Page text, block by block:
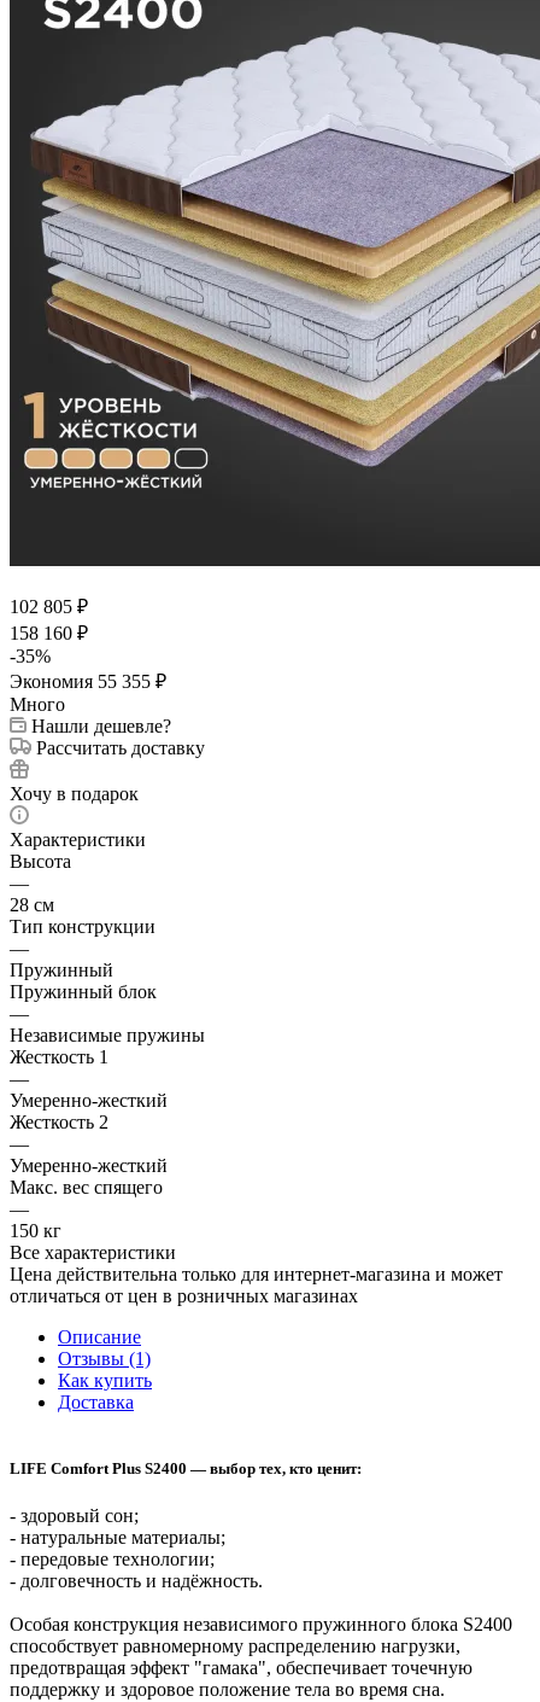
102 805 ₽
158 160 ₽
-35%
Экономия 55 355 ₽
Много
Нашли дешевле?
Рассчитать доставку
Хочу в подарок
Характеристики
Высота
—
28 см
Тип конструкции
—
Пружинный
Пружинный блок
—
Независимые пружины
Жесткость 1
—
Умеренно-жесткий
Жесткость 2
—
Умеренно-жесткий
Макс. вес спящего
—
150 кг
Все характеристики
Цена действительна только для интернет-магазина и может
отличаться от цен в розничных магазинах
Описание
Отзывы (1)
Как купить
Доставка
LIFE Comfort Plus S2400 — выбор тех, кто ценит:
- здоровый сон;
- натуральные материалы;
- передовые технологии;
- долговечность и надёжность.
Особая конструкция независимого пружинного блока S2400
способствует равномерному распределению нагрузки,
предотвращая эффект "гамака", обеспечивает точечную
поддержку и здоровое положение тела во время сна.